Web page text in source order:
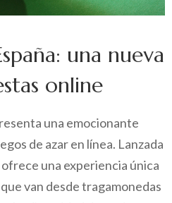
una nueva
online
una emocionante
de azar en línea. Lanzada
una experiencia única
van desde tragamonedas